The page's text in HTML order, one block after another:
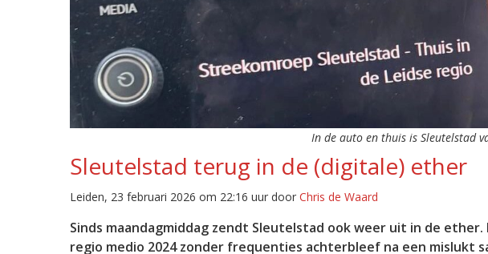
In de auto en thuis is Sleutelstad
Sleutelstad terug in de (digitale) ether
Leiden, 23 februari 2026 om 22:16 uur door Chris de Waard
Sinds maandagmiddag zendt Sleutelstad ook weer uit in de
regio medio 2024 zonder frequenties achterbleef na een mislukt